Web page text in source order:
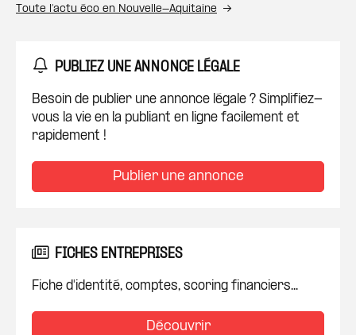
Toute l’actu éco en Nouvelle-Aquitaine
PUBLIEZ UNE ANNONCE LÉGALE
Besoin de publier une annonce légale ? Simplifiez-
vous la vie en la publiant en ligne facilement et
rapidement !
Publier une annonce
FICHES ENTREPRISES
Fiche d'identité, comptes, scoring financiers...
Découvrir